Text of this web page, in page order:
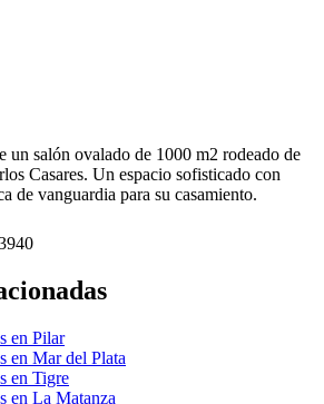
un salón ovalado de 1000 m2 rodeado de
Casares. Un espacio sofisticado con
de vanguardia para su casamiento.
en Pilar
en Mar del Plata
en Tigre
en La Matanza